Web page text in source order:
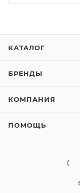
КАТАЛОГ
БРЕНДЫ
КОМПАНИЯ
ПОМОЩЬ